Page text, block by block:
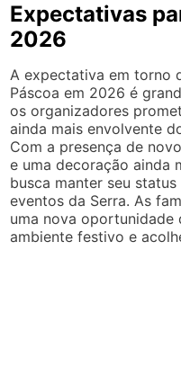
Expectativas
2026
A expectativa em torno
Páscoa em 2026 é
os organizadores
ainda mais envolvente
Com a presença de
e uma decoração ainda
busca manter seu
eventos da Serra. As
uma nova oportunidade
ambiente festivo e